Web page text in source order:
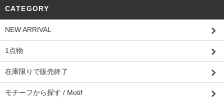
CATEGORY
NEW ARRIVAL
1点物
在庫限りで販売終了
モチーフから探す / Motif